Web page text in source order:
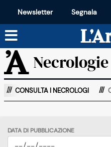
Newsletter Segnala
Necrologie
CONSULTA I NECROLOGI
DATA DI PUBBLICAZIONE